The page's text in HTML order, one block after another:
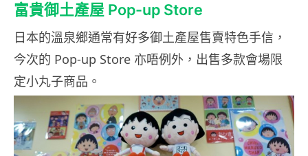
富貴御土產屋 Pop-up Store
日本的溫泉鄉通常有好多御土產屋售賣特色手信，
今次的 Pop-up Store 亦唔例外，出售多款會場限
定小丸子商品。